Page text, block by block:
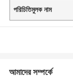
পরিচিতিমুলক নাম
আমাদের সম্পর্কে